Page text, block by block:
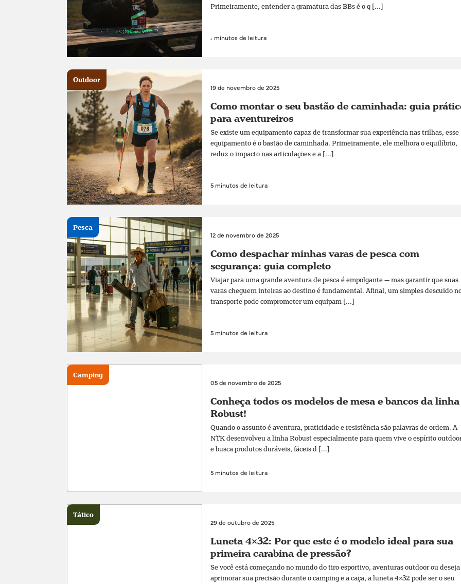
Primeiramente, entender a gramatura das BBs é o q [...]
4 minutos de leitura
19 de novembro de 2025
Como montar o seu bastão de caminhada: guia
para aventureiros
Se existe um equipamento capaz de transformar sua experiência nas trilhas, esse
equipamento é o bastão de caminhada. Primeiramente, ele melhora o equilíbrio,
reduz o impacto nas articulações e a [...]
5 minutos de leitura
Outdoor
12 de novembro de 2025
Como despachar minhas varas de pesca com
segurança: guia completo
Viajar para uma grande aventura de pesca é empolgante — mas garantir que suas
varas cheguem inteiras ao destino é fundamental. Afinal, um simples descuido
transporte pode comprometer um equipam [...]
5 minutos de leitura
Pesca
05 de novembro de 2025
Conheça todos os modelos de mesa e bancos da linha
Robust!
Quando o assunto é aventura, praticidade e resistência são palavras de ordem. A
NTK desenvolveu a linha Robust especialmente para quem vive o espírito
e busca produtos duráveis, fáceis d [...]
5 minutos de leitura
Camping
29 de outubro de 2025
Luneta 4×32: Por que este é o modelo ideal para sua
primeira carabina de pressão?
Se você está começando no mundo do tiro esportivo, aventuras outdoor ou deseja
aprimorar sua precisão durante o camping e a caça, a luneta 4×32 pode ser o seu
Tático